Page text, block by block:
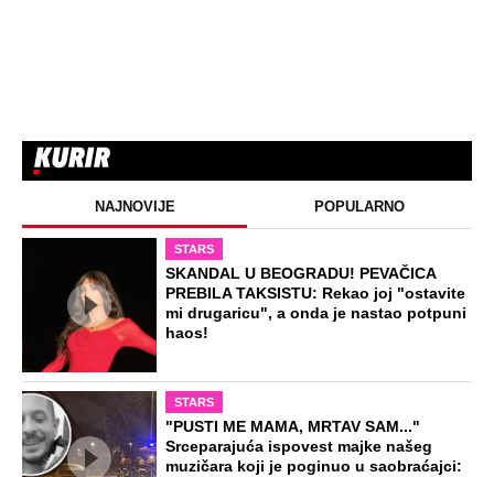
NAJNOVIJE POPULARNO
STARS
SKANDAL U BEOGRADU! PEVAČICA
PREBILA TAKSISTU: Rekao joj "ostavite
mi drugaricu", a onda je nastao potpuni
haos!
STARS
"PUSTI ME MAMA, MRTAV SAM..."
Srceparajuća ispovest majke našeg
muzičara koji je poginuo u saobraćajci: